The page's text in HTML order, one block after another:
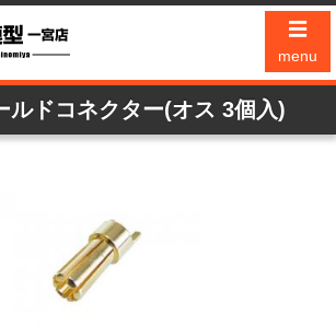
☰
menu
ルドコネクター(オス 3個入)